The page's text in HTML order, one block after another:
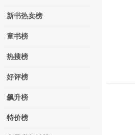
新书热卖榜
童书榜
热搜榜
好评榜
飙升榜
特价榜